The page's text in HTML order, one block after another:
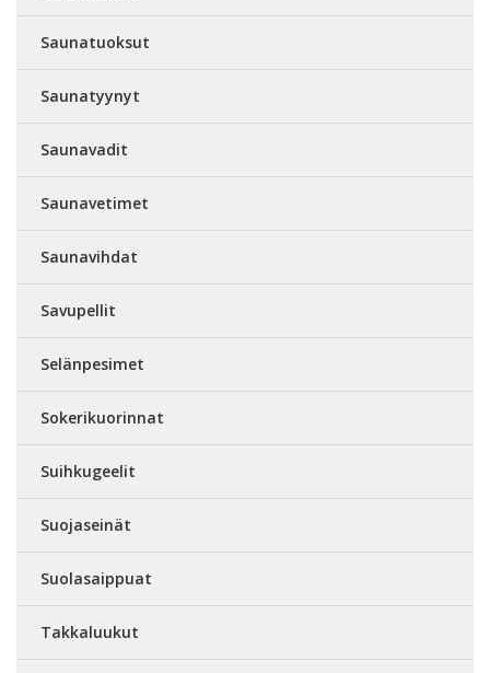
Saunatuoksut
Saunatyynyt
Saunavadit
Saunavetimet
Saunavihdat
Savupellit
Selänpesimet
Sokerikuorinnat
Suihkugeelit
Suojaseinät
Suolasaippuat
Takkaluukut